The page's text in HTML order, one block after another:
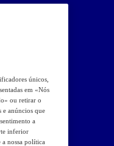
únicos,
em «Nós
ou retirar o
e anúncios que
a
inferior
a nossa política